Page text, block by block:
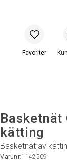
Basketnät
kätting
Basketnät av
Varunr:1142509